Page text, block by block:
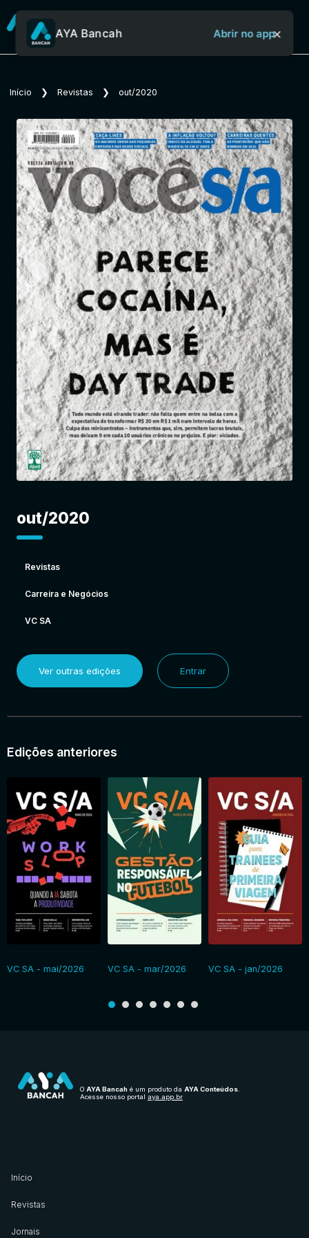
Sobre o Aya Bancah
Início
Revistas
Jornais
Notícias
Entrar
AYA Bancah Abrir no app×
Início ❯ Revistas ❯ out/2020
out/2020
Revistas
Carreira e Negócios
VC SA
Ver outras edições Entrar
Edições anteriores
VC SA - mai/2026 VC SA - mar/2026 VC SA - jan/2026
O AYA Bancah é um produto da AYA Conteúdos
Acesse nosso portal aya.app.br
Início
Revistas
Jornais